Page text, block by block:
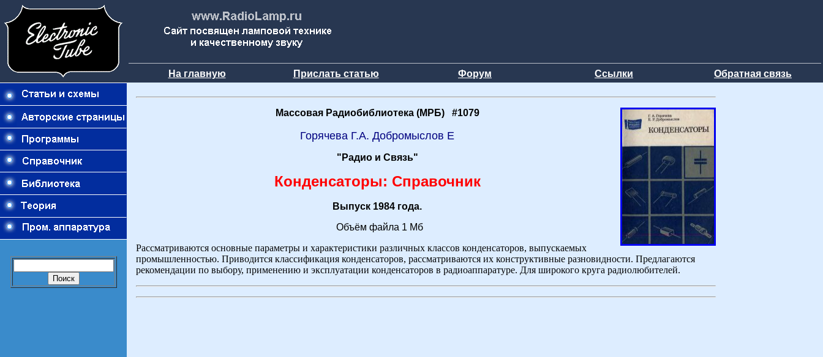
На главную Прислать статью Форум Ссылки Обратная связь
Массовая Радиобиблиотека (МРБ) #1079
Горячева Г.А. Добромыслов Е
"Радио и Связь"
Конденсаторы: Справочник
Выпуск 1984 года.
Объём файла 1 Мб
Рассматриваются основные параметры и характеристики различных классов конденсаторов, выпускаемых
промышленностью. Приводится классификация конденсаторов, рассматриваются их конструктивные разновидности. Предлагаются
рекомендации по выбору, применению и эксплуатации конденсаторов в радиоаппаратуре. Для широкого круга радиолюбителей.